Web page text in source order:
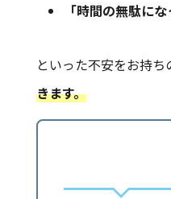
「時間の無駄に
といった不安をお持ち
きます。